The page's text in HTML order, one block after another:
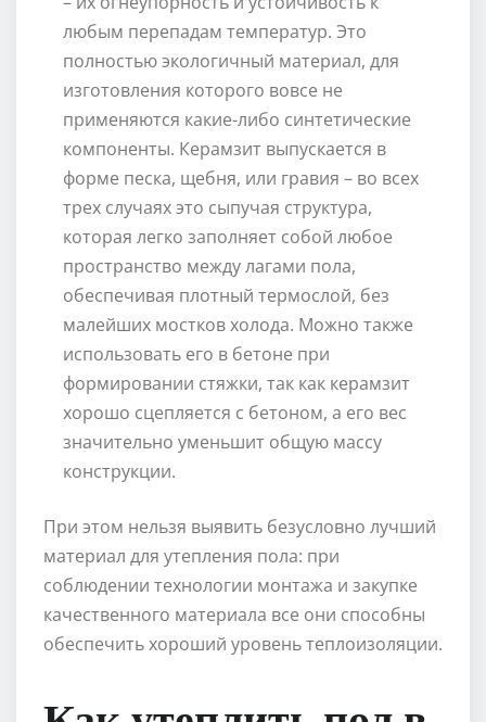
любым перепадам температур. Это
полностью экологичный материал, для
изготовления которого вовсе не
применяются какие-либо синтетические
компоненты. Керамзит выпускается в
форме песка, щебня, или гравия – во всех
трех случаях это сыпучая структура,
которая легко заполняет собой любое
пространство между лагами пола,
обеспечивая плотный термослой, без
малейших мостков холода. Можно также
использовать его в бетоне при
формировании стяжки, так как керамзит
хорошо сцепляется с бетоном, а его вес
значительно уменьшит общую массу
конструкции.
При этом нельзя выявить безусловно лучший
материал для утепления пола: при
соблюдении технологии монтажа и закупке
качественного материала все они способны
обеспечить хороший уровень теплоизоляции.